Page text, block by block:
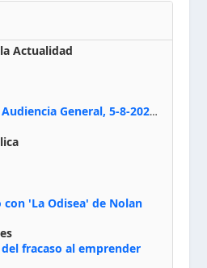
Actualidad
Papa León Xiv en la Audiencia General, 5-8-2026: «Dios en el primer puesto; la oración, nuestra primera obligación; la liturgia, la primera fuente de la vida divina que se nos comunica, la primera escuela de nuestra vida espiritual»
'La Odisea' de Nolan
fracaso al emprender